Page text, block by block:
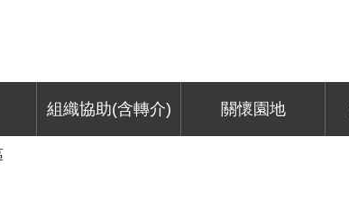
組織協助(含轉介) 關懷園地